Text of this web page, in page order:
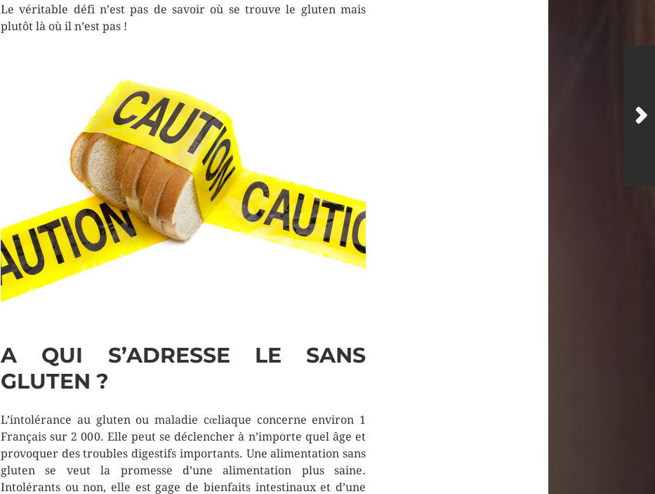
Le véritable défi n’est pas de savoir où se trouve le gluten mais
plutôt là où il n’est pas !
A QUI S’ADRESSE LE SANS
GLUTEN ?
L’intolérance au gluten ou maladie cœliaque concerne environ 1
Français sur 2 000. Elle peut se déclencher à n’importe quel âge et
provoquer des troubles digestifs importants. Une alimentation sans
gluten se veut la promesse d’une alimentation plus saine.
Intolérants ou non, elle est gage de bienfaits intestinaux et d’une